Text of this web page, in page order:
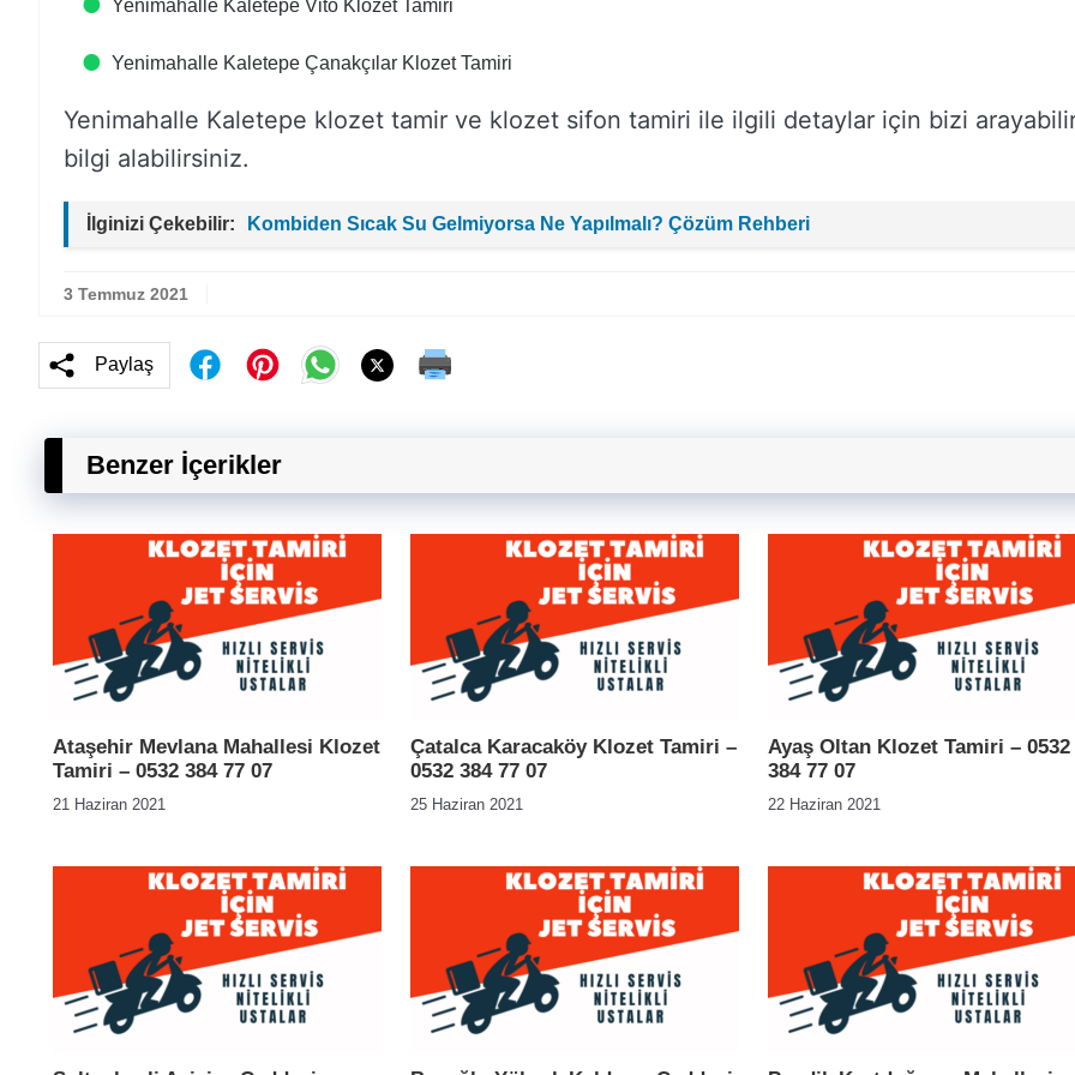
Yenimahalle Kaletepe Vito Klozet Tamiri
Yenimahalle Kaletepe Çanakçılar Klozet Tamiri
Yenimahalle Kaletepe klozet tamir ve klozet sifon tamiri ile ilgili detaylar için bizi
bilgi alabilirsiniz.
İlginizi Çekebilir: Kombiden Sıcak Su Gelmiyorsa Ne Yapılmalı? Çözüm Rehberi
3 Temmuz 2021
Paylaş
Benzer İçerikler
Ataşehir Mevlana Mahallesi Klozet
Tamiri – 0532 384 77 07
21 Haziran 2021
Çatalca Karacaköy Klozet Tamiri –
0532 384 77 07
25 Haziran 2021
Ayaş Oltan Klozet Tamiri – 0532
384 77 07
22 Haziran 2021